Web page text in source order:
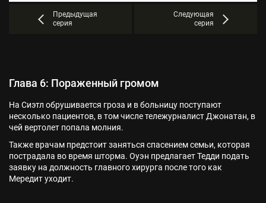
Предыдущая
серия
Следующая
серия
Глава 6: Пораженный громом
На Сиэтл обрушивается гроза и в больницу поступают
несколько пациентов, в том числе тележурналист Джонатан, в
чей вертолет попала молния.
Также врачам предстоит заняться спасением семьи, которая
пострадала во время шторма. Оуэн предлагает Тедди подать
заявку на должность главного хирурга после того как
Мередит уходит.